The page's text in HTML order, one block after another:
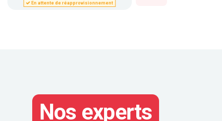
En attente de réapprovisionnement
Nos experts